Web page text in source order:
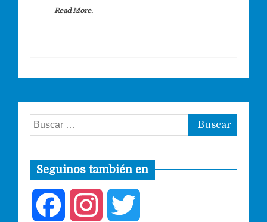
Read More.
Buscar:
Seguinos también en